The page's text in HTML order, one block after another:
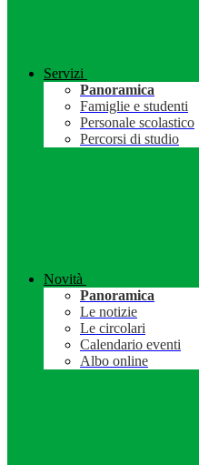
Servizi
Panoramica
Famiglie e studenti
Personale scolastico
Percorsi di studio
Novità
Panoramica
Le notizie
Le circolari
Calendario eventi
Albo online